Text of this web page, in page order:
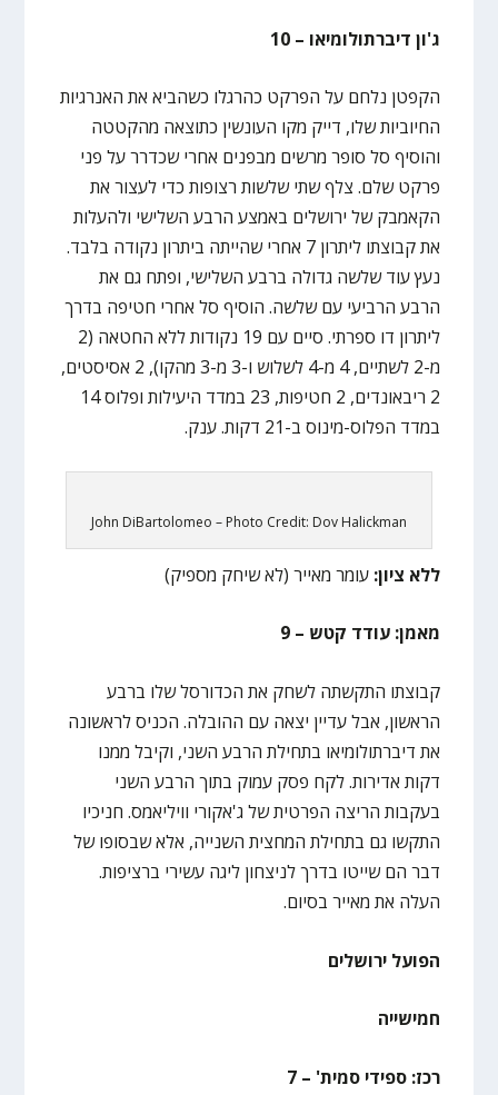
ג'ון דיברתולומיאו – 10
הקפטן נלחם על הפרקט כהרגלו כשהביא את האנרגיות
החיוביות שלו, דייק מקו העונשין כתוצאה מהקטטה
והוסיף סל סופר מרשים מבפנים אחרי שכדרר על פני
פרקט שלם. צלף שתי שלשות רצופות כדי לעצור את
הקאמבק של ירושלים באמצע הרבע השלישי ולהעלות
את קבוצתו ליתרון 7 אחרי שהייתה ביתרון נקודה בלבד.
נעץ עוד שלשה גדולה ברבע השלישי, ופתח גם את
הרבע הרביעי עם שלשה. הוסיף סל אחרי חטיפה בדרך
ליתרון דו ספרתי. סיים עם 19 נקודות ללא החטאה (2
מ-2 לשתיים, 4 מ-4 לשלוש ו-3 מ-3 מהקו), 2 אסיסטים,
2 ריבאונדים, 2 חטיפות, 23 במדד היעילות ופלוס 14
במדד הפלוס-מינוס ב-21 דקות. ענק.
John DiBartolomeo – Photo Credit: Dov Halickman
ללא ציון: עומר מאייר (לא שיחק מספיק)
מאמן: עודד קטש – 9
קבוצתו התקשתה לשחק את הכדורסל שלו ברבע
הראשון, אבל עדיין יצאה עם ההובלה. הכניס לראשונה
את דיברתולומיאו בתחילת הרבע השני, וקיבל ממנו
דקות אדירות. לקח פסק עמוק בתוך הרבע השני
בעקבות הריצה הפרטית של ג'אקורי וויליאמס. חניכיו
התקשו גם בתחילת המחצית השנייה, אלא שבסופו של
דבר הם שייטו בדרך לניצחון ליגה עשירי ברציפות.
העלה את מאייר בסיום.
הפועל ירושלים
חמישייה
רכז: ספידי סמית' – 7